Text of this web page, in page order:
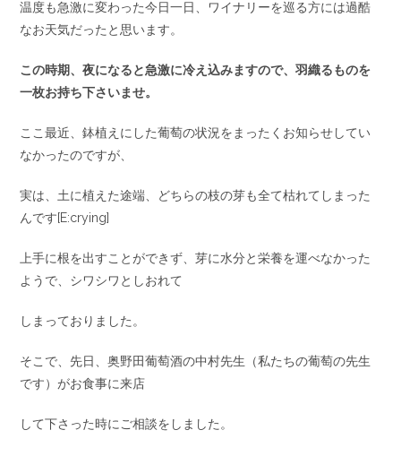
温度も急激に変わった今日一日、ワイナリーを巡る方には過酷
なお天気だったと思います。
この時期、夜になると急激に冷え込みますので、羽織るものを
一枚お持ち下さいませ。
ここ最近、鉢植えにした葡萄の状況をまったくお知らせしてい
なかったのですが、
実は、土に植えた途端、どちらの枝の芽も全て枯れてしまった
んです[E:crying]
上手に根を出すことができず、芽に水分と栄養を運べなかった
ようで、シワシワとしおれて
しまっておりました。
そこで、先日、奥野田葡萄酒の中村先生（私たちの葡萄の先生
です）がお食事に来店
して下さった時にご相談をしました。